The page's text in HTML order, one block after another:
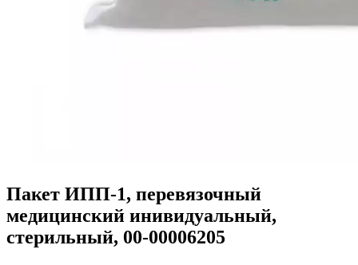
Пакет ИПП-1, перевязочный
медицинский инивидуальный,
стерильный, 00-00006205